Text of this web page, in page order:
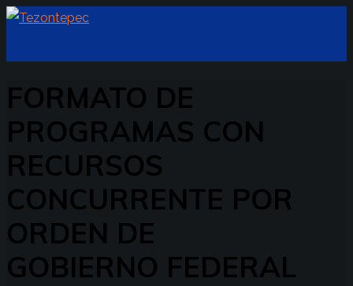
FORMATO DE
PROGRAMAS CON
RECURSOS
CONCURRENTE POR
ORDEN DE
GOBIERNO FEDERAL